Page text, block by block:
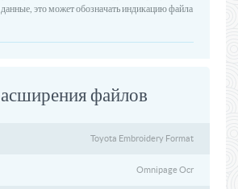
это может обозначать индикацию файла
файлов
Toyota Embroidery Format
Omnipage Ocr